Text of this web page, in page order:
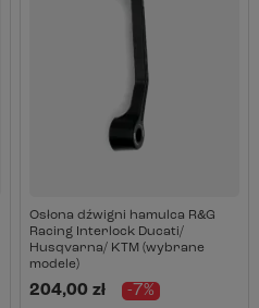
Osłona dźwigni hamulca R&G
Racing Interlock Ducati/
Husqvarna/ KTM (wybrane
modele)
204,00 zł -7%